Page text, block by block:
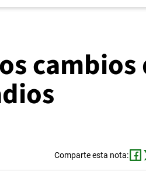
cambios
Comparte esta nota: